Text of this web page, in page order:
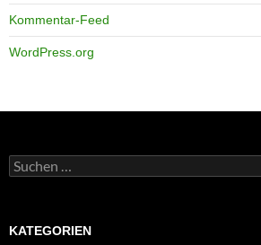
Kommentar-Feed
WordPress.org
Suchen
nach:
KATEGORIEN